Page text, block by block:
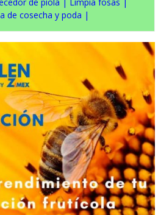
de piola | Limpia fosas |
de cosecha y poda |